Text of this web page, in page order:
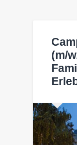
(m/